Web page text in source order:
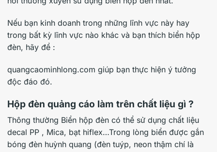
Nếu bạn kinh doanh trong những lĩnh vực này hay
trong bất kỳ lĩnh vực nào khác và bạn thích biển hộp
đèn, hãy để :
quangcaominhlong.com giúp bạn thực hiện ý tưởng
độc đáo đó.
Hộp đèn quảng cáo làm trên chất liệu gì ?
Thông thường Biển hộp đèn có thể sử dụng chất liệu
decal PP , Mica, bạt hiflex…Trong lòng biển được gắn
bóng đèn huỳnh quang (đèn tuýp, neon thậm chí là